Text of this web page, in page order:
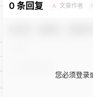
0 条回复 A 文章作者
您必须登录